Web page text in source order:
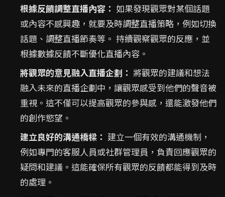
根據反饋調整直播內容： 如果發現觀眾對某個話題
或內容不感興趣，就要及時調整直播策略，例如切換
話題、調整直播節奏等。 持續觀察觀眾的反應，並
根據數據反饋不斷優化直播內容。
將觀眾的意見融入直播企劃： 將觀眾的建議和想法
融入未來的直播企劃中，讓觀眾感受到他們的聲音被
重視。這不僅可以提高觀眾的參與感，還能激發他們
的創作慾望。
建立良好的溝通橋樑： 建立一個有效的溝通機制，
例如專門的客服人員或社群管理員，負責回應觀眾的
疑問和建議。這能確保所有觀眾的反饋都能得到及時
的處理。